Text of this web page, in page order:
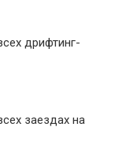
дрифтинг-
заездах на